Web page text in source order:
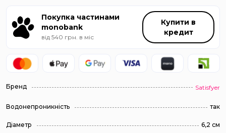
Покупка частинами
monobank
від 540 грн. в міс
Купити в
кредит
Бренд Satisfyer
Водонепроникність так
Діаметр 6,2 см